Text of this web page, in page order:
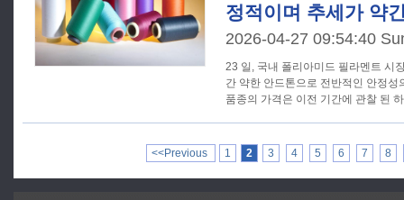
정적이며 추세가 약
2026-04-27 09:54:40
23 일, 국내 폴리아미드 필라멘트 시
간 약한 안드톤으로 전반적인 안정
품종의 가격은 이전 기간에 관찰 된
<<Previous 1 2 3 4 5 6 7 8